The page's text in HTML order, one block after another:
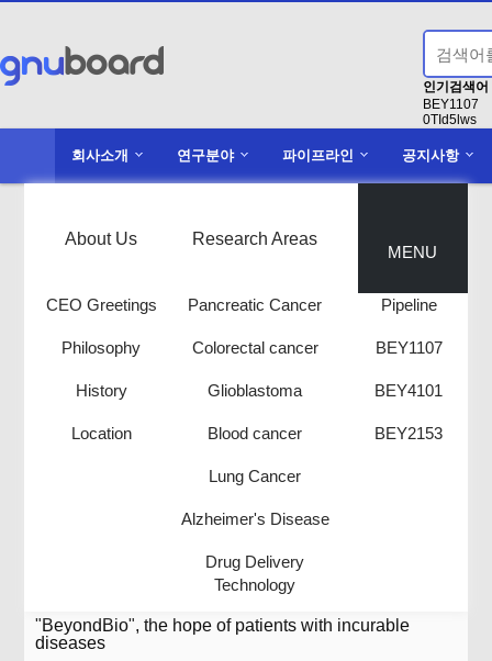
인기검색어
BEY1107
0TId5lws
1
액면분할
2
회사소개 연구분야 파이프라인 공지사항
About Us
CEO Greetings
Philosophy
History
Location
Research Areas
Pancreatic Cancer
Colorectal cancer
Glioblastoma
Blood cancer
Lung Cancer
Alzheimer's Disease
Drug Delivery
Technology
Pipeline
BEY1107
BEY4101
BEY2153
MENU
News.
"BeyondBio", the hope of patients with incurable
diseases